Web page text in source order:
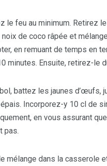
le feu au minimum. Retirez
de coco râpée et
en remuant de temps en
minutes. Ensuite, retirez-le
battez les jaunes d’œufs,
Incorporez-y 10 cl de
en vous assurant
pas.
mélange dans la casserole